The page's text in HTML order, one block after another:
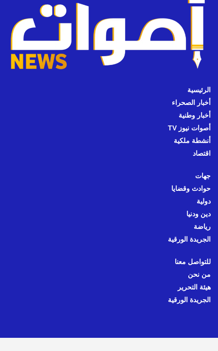
الرئيسية
أخبار الصحراء
أخبار وطنية
أصوات نيوز TV
أنشطة ملكية
اقتصاد
جهات
حوادث وقضايا
دولية
دين ودنيا
رياضة
الجريدة الورقية
للتواصل معنا
من نحن
هيئة التحرير
الجريدة الورقية